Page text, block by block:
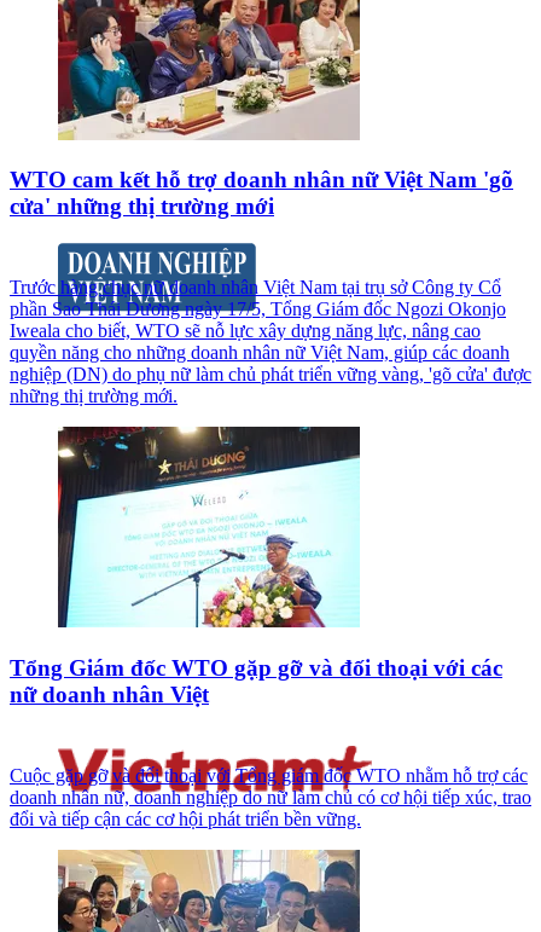
WTO cam kết hỗ trợ doanh nhân nữ Việt Nam 'gõ
cửa' những thị trường mới
Trước hàng chục nữ doanh nhân Việt Nam tại trụ sở Công ty Cổ
phần Sao Thái Dương ngày 17/5, Tổng Giám đốc Ngozi Okonjo
Iweala cho biết, WTO sẽ nỗ lực xây dựng năng lực, nâng cao
quyền năng cho những doanh nhân nữ Việt Nam, giúp các doanh
nghiệp (DN) do phụ nữ làm chủ phát triển vững vàng, 'gõ cửa' được
những thị trường mới.
Tổng Giám đốc WTO gặp gỡ và đối thoại với các
nữ doanh nhân Việt
Cuộc gặp gỡ và đối thoại với Tổng giám đốc WTO nhằm hỗ trợ các
doanh nhân nữ, doanh nghiệp do nữ làm chủ có cơ hội tiếp xúc, trao
đổi và tiếp cận các cơ hội phát triển bền vững.